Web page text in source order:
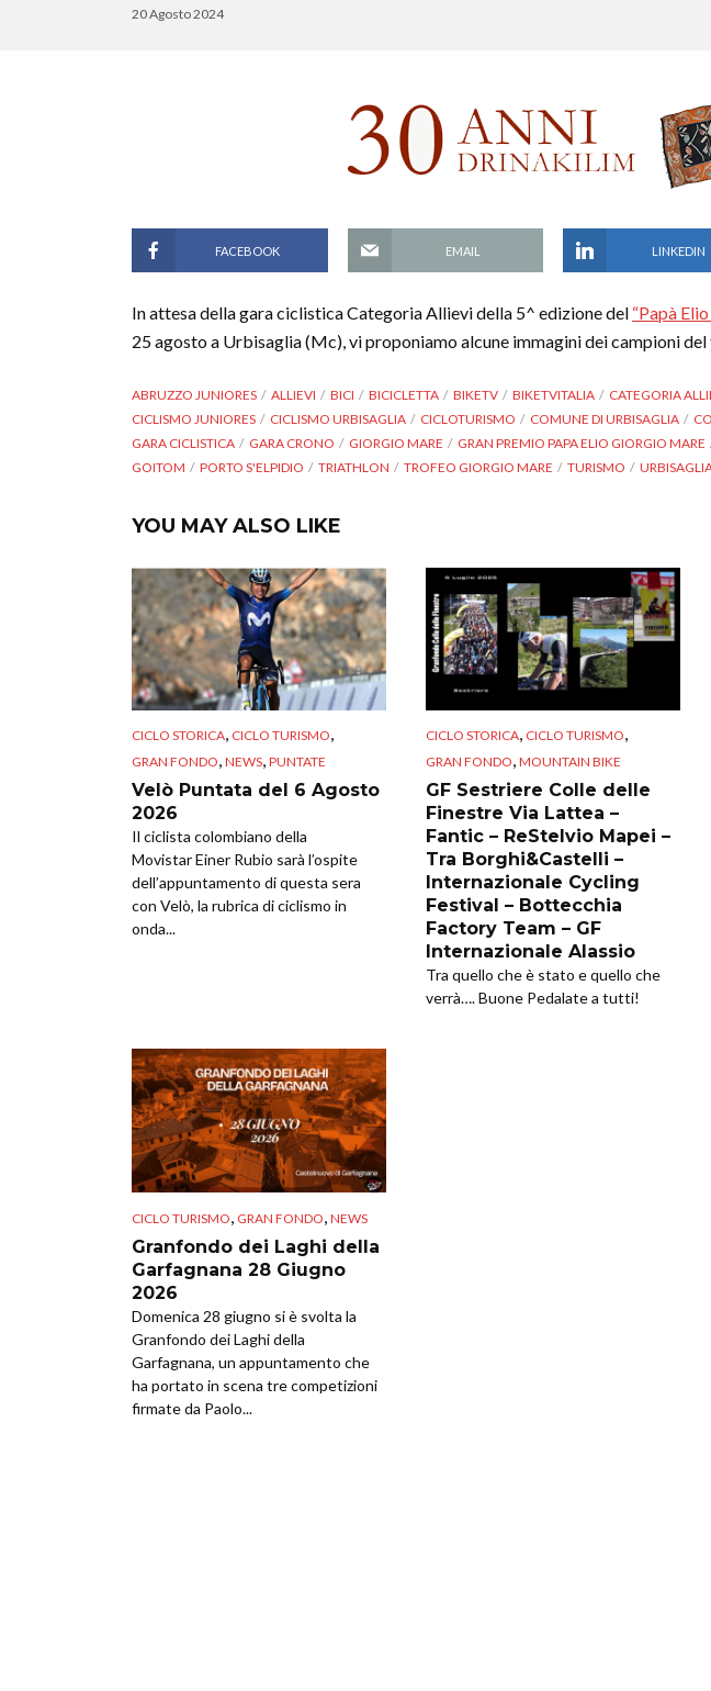
20 Agosto 2024
FACEBOOK EMAIL LINKEDIN
In attesa della gara ciclistica Categoria Allievi della 5^ edizione del “Papà
25 agosto a Urbisaglia (Mc), vi proponiamo alcune immagini dei campioni
ABRUZZO JUNIORES ALLIEVI BICI BICICLETTA BIKETV BIKETVITALIA CATEGORIA
CICLISMO JUNIORES
CICLISMO URBISAGLIA CICLOTURISMO COMUNE DI URBISAGLIA
GARA CICLISTICA
GARA CRONO GIORGIO MARE GRAN PREMIO PAPA ELIO GIORGIO MARE
GOITOM
PORTO S'ELPIDIO TRIATHLON TROFEO GIORGIO MARE TURISMO
YOU MAY ALSO LIKE
CICLO STORICA, CICLO TURISMO,
GRAN FONDO, NEWS, PUNTATE
Velò Puntata del 6 Agosto
2026
Il ciclista colombiano della
Movistar Einer Rubio sarà l’ospite
dell’appuntamento di questa sera
con Velò, la rubrica di ciclismo in
onda...
CICLO STORICA, CICLO TURISMO,
GRAN FONDO, MOUNTAIN BIKE
GF Sestriere Colle delle
Finestre Via Lattea –
Fantic – ReStelvio Mapei –
Tra Borghi&Castelli –
Internazionale Cycling
Festival – Bottecchia
Factory Team – GF
Internazionale Alassio
Tra quello che è stato e quello che
verrà…. Buone Pedalate a tutti!
CICLO TURISMO GRAN FONDO NEWS
Granfondo dei Laghi della
Garfagnana 28 Giugno
2026
Domenica 28 giugno si è svolta la
Granfondo dei Laghi della
Garfagnana, un appuntamento che
ha portato in scena tre competizioni
firmate da Paolo...